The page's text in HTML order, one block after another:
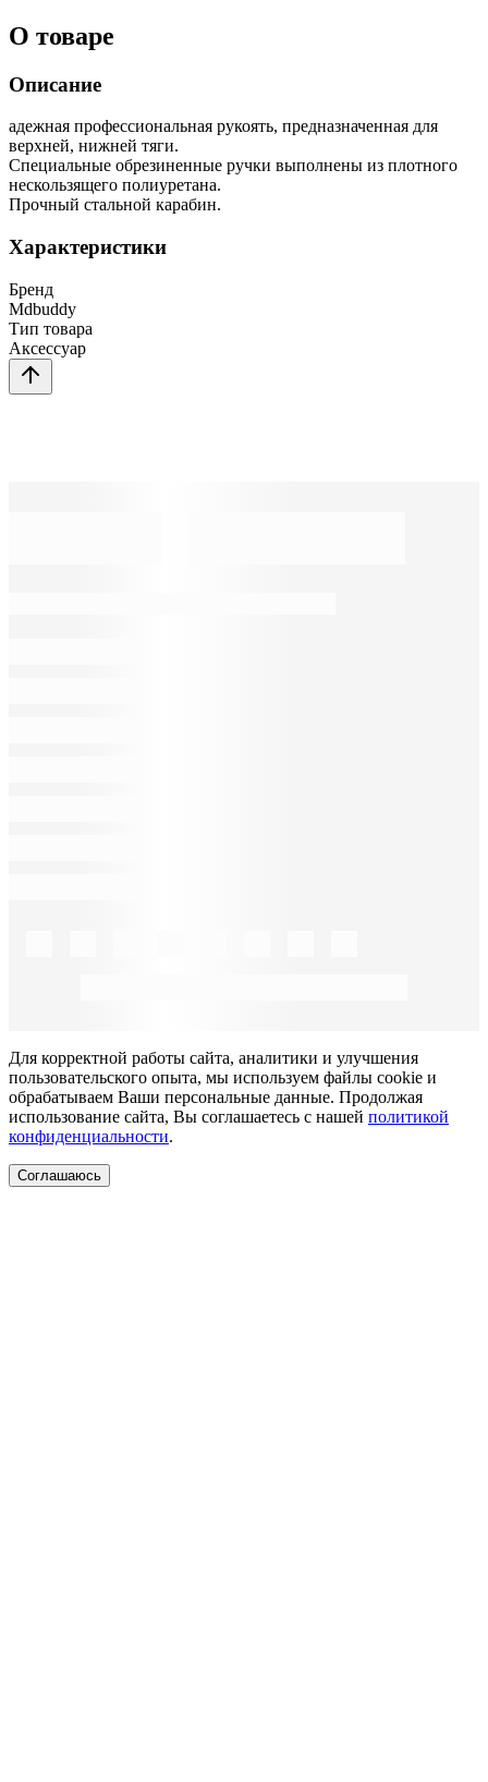
О товаре
Описание
адежная профессиональная рукоять, предназначенная для
верхней, нижней тяги.
Специальные обрезиненные ручки выполнены из плотного
нескользящего полиуретана.
Прочный стальной карабин.
Характеристики
Бренд
Mdbuddy
Тип товара
Аксессуар
Для корректной работы сайта, аналитики и улучшения
пользовательского опыта, мы используем файлы cookie и
обрабатываем Ваши персональные данные. Продолжая
использование сайта, Вы соглашаетесь с нашей политикой
конфиденциальности.
Соглашаюсь